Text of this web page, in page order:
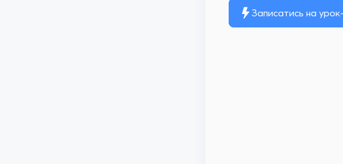
Записатись на урок